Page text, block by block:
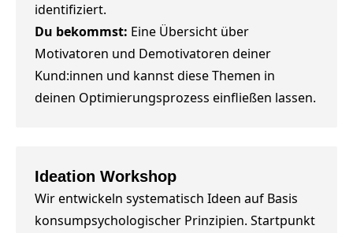
identifiziert.
Du bekommst: Eine Übersicht über
Motivatoren und Demotivatoren deiner
Kund:innen und kannst diese Themen in
deinen Optimierungsprozess einfließen lassen.
Ideation Workshop
Wir entwickeln systematisch Ideen auf Basis
konsumpsychologischer Prinzipien. Startpunkt